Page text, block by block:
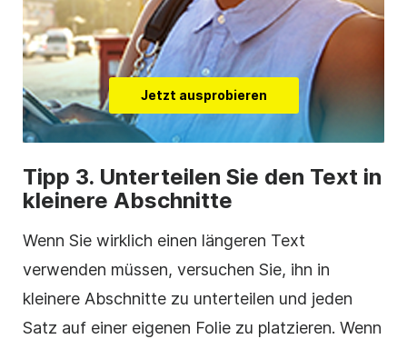
Jetzt ausprobieren
Tipp 3. Unterteilen Sie den Text in
kleinere Abschnitte
Wenn Sie wirklich einen längeren Text
verwenden müssen, versuchen Sie, ihn in
kleinere Abschnitte zu unterteilen und jeden
Satz auf einer eigenen Folie zu platzieren. Wenn